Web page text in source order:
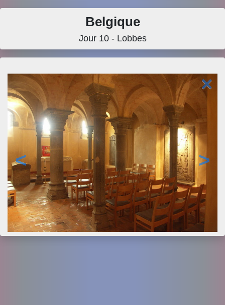
Belgique
Jour 10 - Lobbes
×
< >